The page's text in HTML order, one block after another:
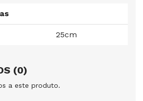
25cm
(0)
a este produto.